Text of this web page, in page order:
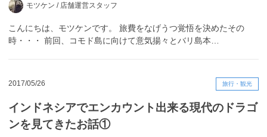
モツケン / 店舗運営スタッフ
こんにちは、モツケンです。 旅費をなげうつ覚悟を決めたその
時・・・ 前回、コモド島に向けて意気揚々とバリ島本…
2017/05/26 旅行・観光
インドネシアでエンカウント出来る現代のドラゴ
ンを見てきたお話①